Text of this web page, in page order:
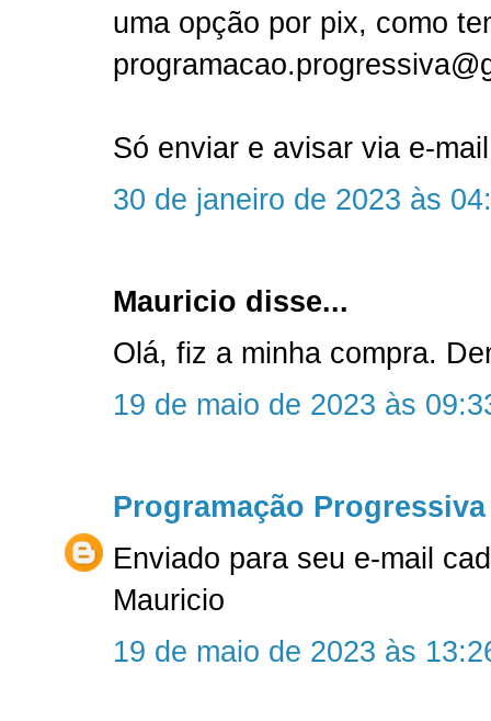
uma opção por pix, como
Só enviar e avisar via e-
30 de janeiro de 2023 às
Mauricio disse...
Olá, fiz a minha compra.
19 de maio de 2023 às
Programação Progressiva
Enviado para seu e-mail
Mauricio
19 de maio de 2023 às